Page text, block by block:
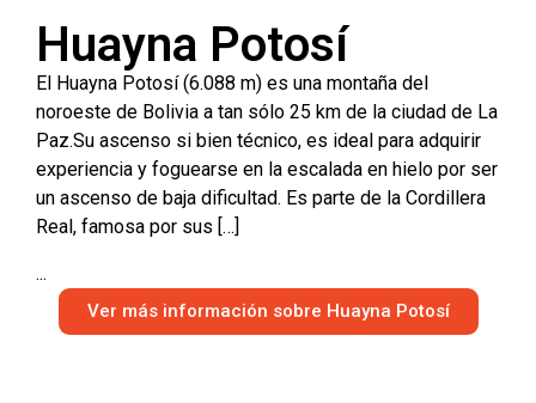
Huayna Potosí
El Huayna Potosí (6.088 m) es una montaña del
noroeste de Bolivia a tan sólo 25 km de la ciudad de La
Paz.Su ascenso si bien técnico, es ideal para adquirir
experiencia y foguearse en la escalada en hielo por ser
un ascenso de baja dificultad. Es parte de la Cordillera
Real, famosa por sus […]
...
Ver más información sobre Huayna Potosí